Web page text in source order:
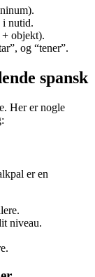
i nutid.
objekt).
og “tener”.
spansk
Her er nogle
er en
niveau.